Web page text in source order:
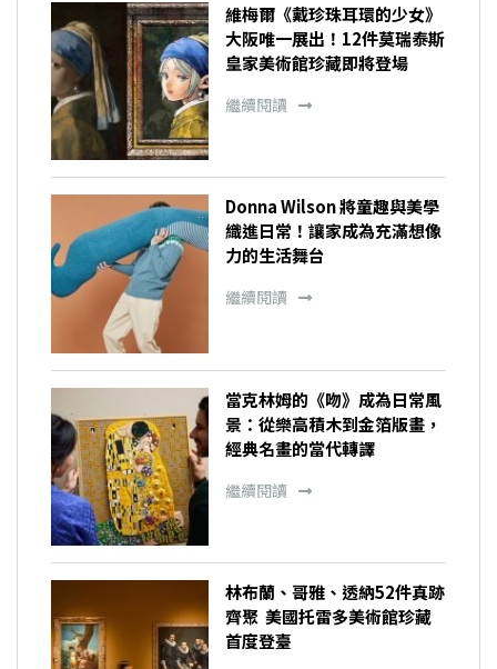
維梅爾《戴珍珠耳環的少女》
大阪唯一展出！12件莫瑞泰斯
皇家美術館珍藏即將登場
繼續閱讀
Donna Wilson 將童趣與美學
織進日常！讓家成為充滿想像
力的生活舞台
繼續閱讀
當克林姆的《吻》成為日常風
景：從樂高積木到金箔版畫，
經典名畫的當代轉譯
繼續閱讀
林布蘭、哥雅、透納52件真跡
齊聚 美國托雷多美術館珍藏
首度登臺